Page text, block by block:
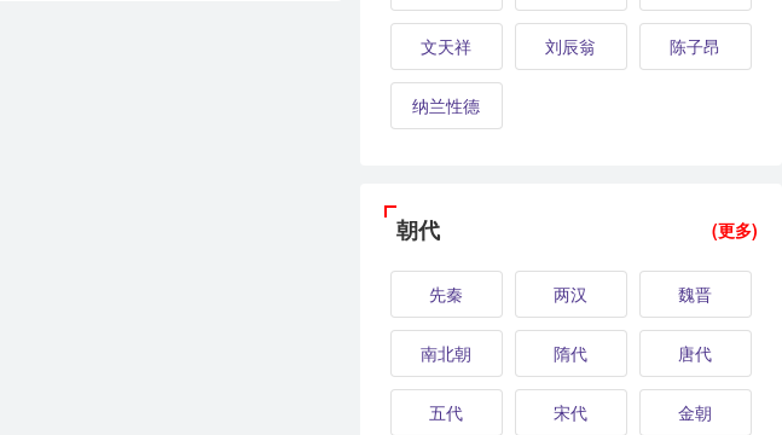
文天祥 刘辰翁 陈子昂
纳兰性德
朝代 (更多)
先秦 两汉 魏晋
南北朝 隋代 唐代
五代 宋代 金朝